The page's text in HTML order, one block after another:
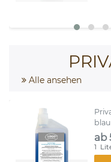
Alle ansehen
blau
ab
1